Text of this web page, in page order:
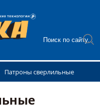
Патроны сверлильные